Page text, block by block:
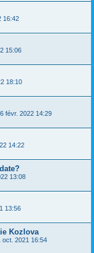
16:42
15:06
18:10
févr. 2022 14:29
14:22
13:08
13:56
Kozlova
oct. 2021 16:54